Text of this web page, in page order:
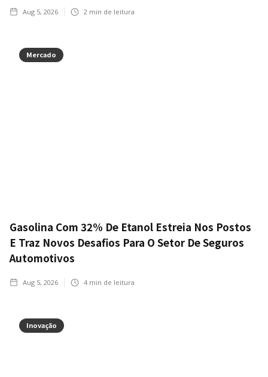
Aug 5, 2026 2 min de leitura
Mercado
Gasolina Com 32% De Etanol Estreia Nos Postos
E Traz Novos Desafios Para O Setor De Seguros
Automotivos
Aug 5, 2026 4 min de leitura
Inovação